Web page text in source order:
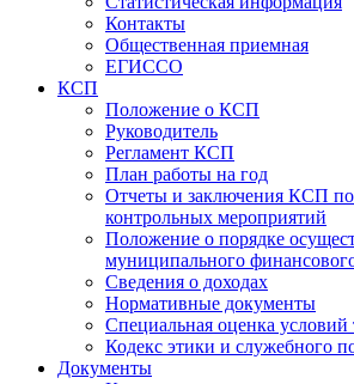
Контакты
Общественная приемная
ЕГИССО
КСП
Положение о КСП
Руководитель
Регламент КСП
План работы на год
Отчеты и заключения КСП
контрольных мероприятий
Положение о порядке
муниципального
Сведения о доходах
Нормативные документы
Специальная оценка условий
Кодекс этики и служебного
Документы